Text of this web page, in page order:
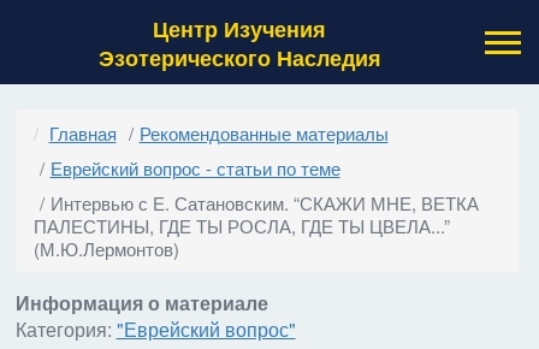
Центр Изучения
Эзотерического Наследия
Главная
Рекомендованные материалы
Еврейский вопрос - статьи по теме
Интервью с Е. Сатановским. “СКАЖИ МНЕ, ВЕТКА
ПАЛЕСТИНЫ, ГДЕ ТЫ РОСЛА, ГДЕ ТЫ ЦВЕЛА...”
(М.Ю.Лермонтов)
Информация о материале
Категория: "Еврейский вопрос"